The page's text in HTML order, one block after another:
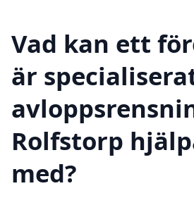
Vad kan ett
är
Rolfstorp
med?